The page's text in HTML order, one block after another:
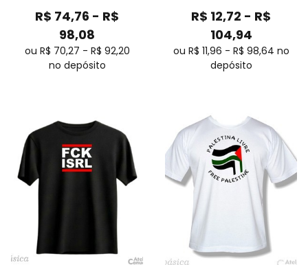
R$ 74,76 - R$
98,08
ou R$ 70,27 - R$ 92,20
no depósito
R$ 12,72 - R$
104,94
ou R$ 11,96 - R$ 98,64 no
depósito